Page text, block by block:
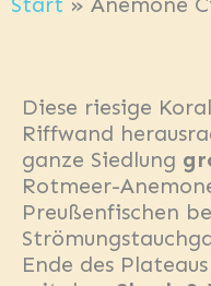
Diese riesige
Riffwand
ganze Siedlung
Rotmeer-
Preußenfischen
Ende des